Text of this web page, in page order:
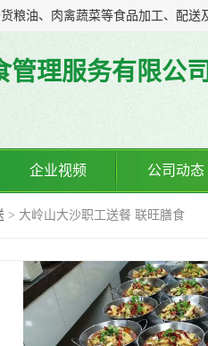
管理服务有限公司
企业视频 公司动态
> 大岭山大沙职工送餐 联旺膳食